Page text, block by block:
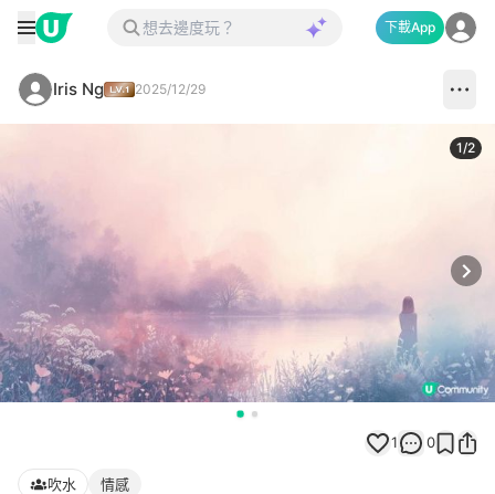
下載App
Iris Ng 2025/12/29
1/2
1 0
吹水 情感